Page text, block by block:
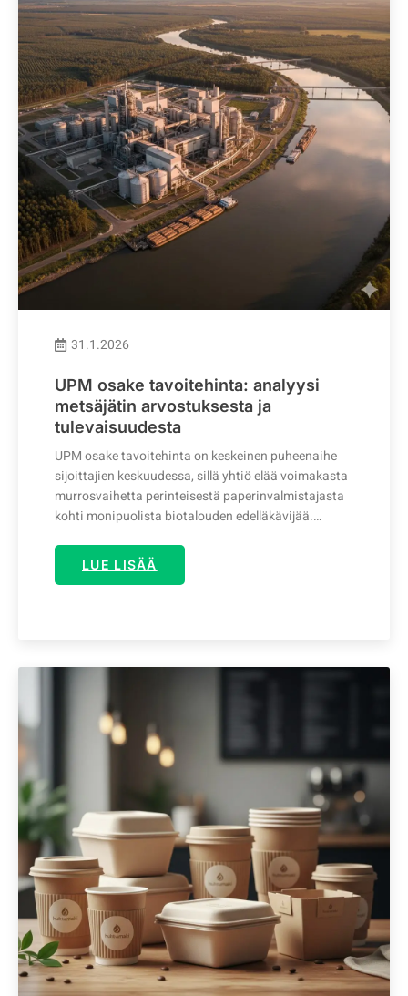
31.1.2026
UPM osake tavoitehinta: analyysi
metsäjätin arvostuksesta ja
tulevaisuudesta
UPM osake tavoitehinta on keskeinen puheenaihe
sijoittajien keskuudessa, sillä yhtiö elää voimakasta
murrosvaihetta perinteisestä paperinvalmistajasta
kohti monipuolista biotalouden edelläkävijää.…
LUE LISÄÄ